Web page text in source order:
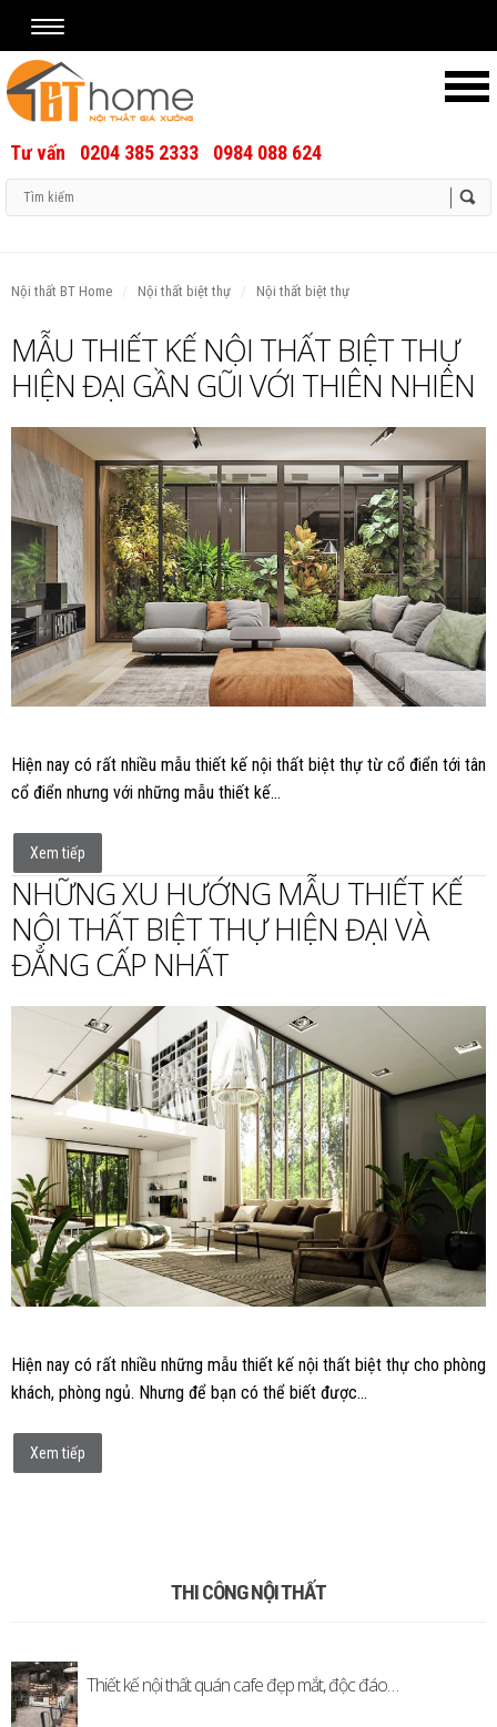
Tư vấn 0204 385 2333 0984 088 624
Nội thất BT Home Nội thất biệt thự Nội thất biệt thự
MẪU THIẾT KẾ NỘI THẤT BIỆT THỰ
HIỆN ĐẠI GẦN GŨI VỚI THIÊN NHIÊN
Hiện nay có rất nhiều mẫu thiết kế nội thất biệt thự từ cổ điển tới tân
cổ điển nhưng với những mẫu thiết kế…
Xem tiếp
NHỮNG XU HƯỚNG MẪU THIẾT KẾ
NỘI THẤT BIỆT THỰ HIỆN ĐẠI VÀ
ĐẲNG CẤP NHẤT
Hiện nay có rất nhiều những mẫu thiết kế nội thất biệt thự cho phòng
khách, phòng ngủ. Nhưng để bạn có thể biết được…
Xem tiếp
THI CÔNG NỘI THẤT
Thiết kế nội thất quán cafe đẹp mắt, độc đáo…